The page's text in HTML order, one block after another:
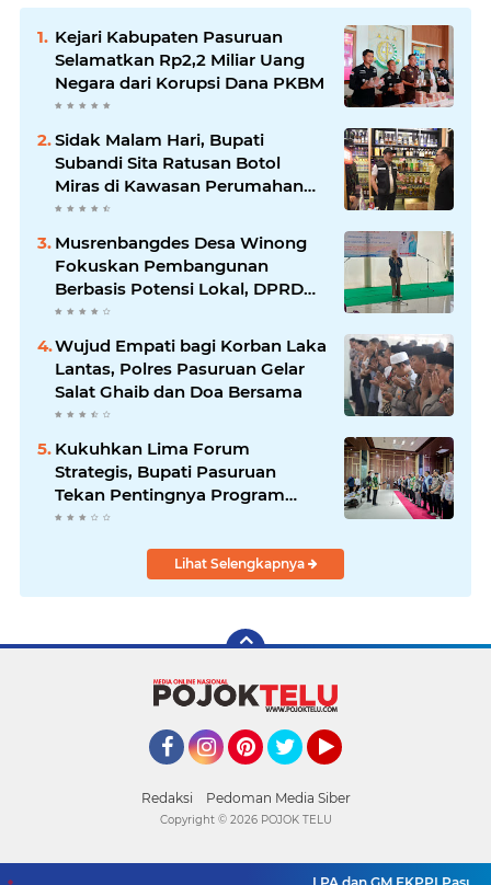
Kejari Kabupaten Pasuruan
Selamatkan Rp2,2 Miliar Uang
Negara dari Korupsi Dana PKBM
Sidak Malam Hari, Bupati
Subandi Sita Ratusan Botol
Miras di Kawasan Perumahan
Sidoarjo
Musrenbangdes Desa Winong
Fokuskan Pembangunan
Berbasis Potensi Lokal, DPRD
Optimistis Meski Dihantam
Efisiensi Anggaran
Wujud Empati bagi Korban Laka
Lantas, Polres Pasuruan Gelar
Salat Ghaib dan Doa Bersama
Kukuhkan Lima Forum
Strategis, Bupati Pasuruan
Tekan Pentingnya Program
Nyata untuk Rakyat
Lihat Selengkapnya
Redaksi Pedoman Media Siber
Copyright © 2026 POJOK TELU